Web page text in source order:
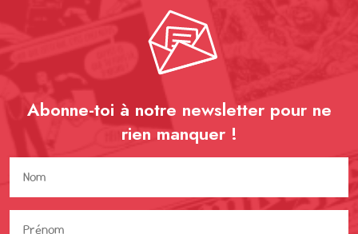
Abonne-toi à notre newsletter pour ne
rienmanquer !